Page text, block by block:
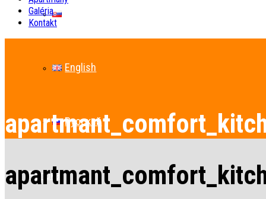
English
Русский
Ponuka
Galéria
Kontakt